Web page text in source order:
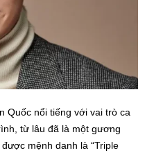
Quốc nổi tiếng với vai trò ca
từ lâu đã là một gương
mệnh danh là “Triple